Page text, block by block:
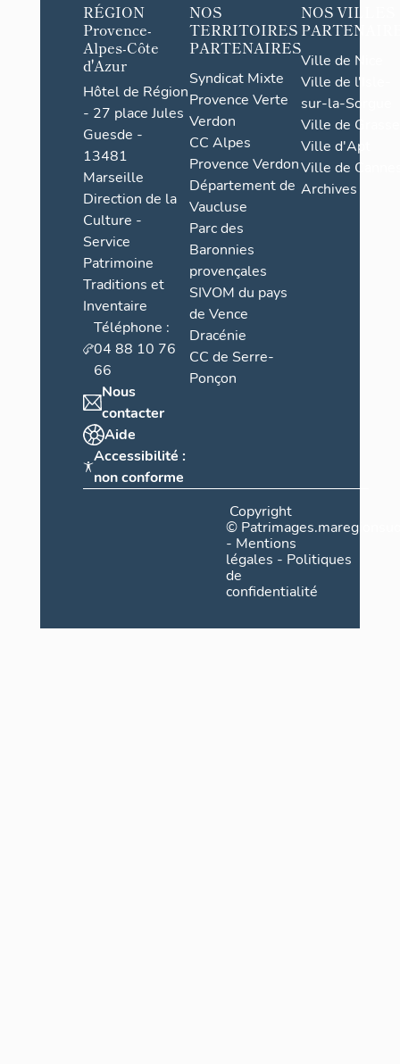
RÉGION
Provence-
Alpes-Côte
d'Azur
Hôtel de Région
- 27 place Jules
Guesde -
13481
Marseille
Direction de la
Culture -
Service
Patrimoine
Traditions et
Inventaire
Téléphone :
04 88 10 76
66
Nous
contacter
Aide
Accessibilité :
non conforme
NOS
TERRITOIRES
PARTENAIRES
Syndicat Mixte
Provence Verte
Verdon
CC Alpes
Provence Verdon
Département de
Vaucluse
Parc des
Baronnies
provençales
SIVOM du pays
de Vence
Dracénie
CC de Serre-
Ponçon
NOS VILLES
Ville de Nice
Ville de l'Isle-
sur-la-Sorgue
Ville de Grasse
Ville d'Apt
Ville de
Archives
Copyright
©
- Mentions
légales - Politiques
de
confidentialité